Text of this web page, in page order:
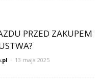
PRZED ZAKUPEM
- 13 maja 2025